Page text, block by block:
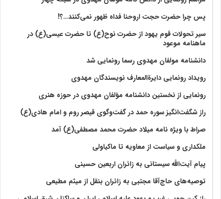
پس چرا حضرت حجت اروحنا فداه ظهور نمی‌کنند…؟!
سیر تحولات قوم یهود از حضرت نوح(ع) تا حضرت عیسی(ع) در
ماهنامه موعود
دانشنامه مولفان مهدوی رسما رونمایی شد
رویداد رونمایی دایرةالمعارف نویسندگان مهدوی
رونمایی از نخستین دانشنامه مؤلفان مهدوی در حوزه هنری
راز شگفت‌انگیز سوره حمد در گفت‌وگوی قیصر روم و امام هادی(ع)
صراط با ویژه نامه میلاد حضرت محمد مصطفی(ع) آمد
ملکداری و سیاست از معاویه تا ماکیاولی
پیام آیت‌الله سیستانی به زائران اربعین حسینی
توصیه‌های حاج‌آقا مجتبی به زائران بنقل از میثم مطیعی